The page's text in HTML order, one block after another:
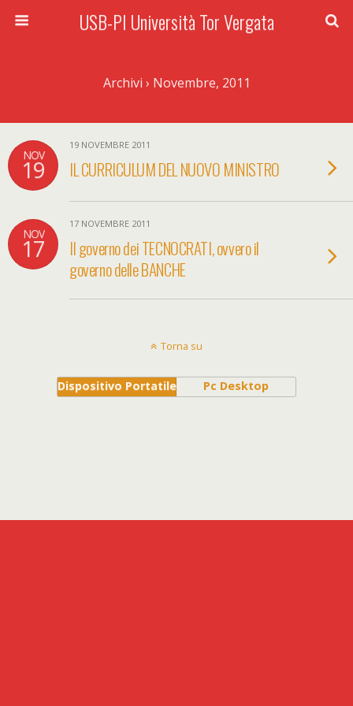
USB-PI Università Tor Vergata
Archivi › Novembre, 2011
NOV
19
19 NOVEMBRE 2011
IL CURRICULUM DEL NUOVO MINISTRO
NOV
17
17 NOVEMBRE 2011
Il governo dei TECNOCRATI, ovvero il
governo delle BANCHE
Torna su
Dispositivo Portatile Pc Desktop